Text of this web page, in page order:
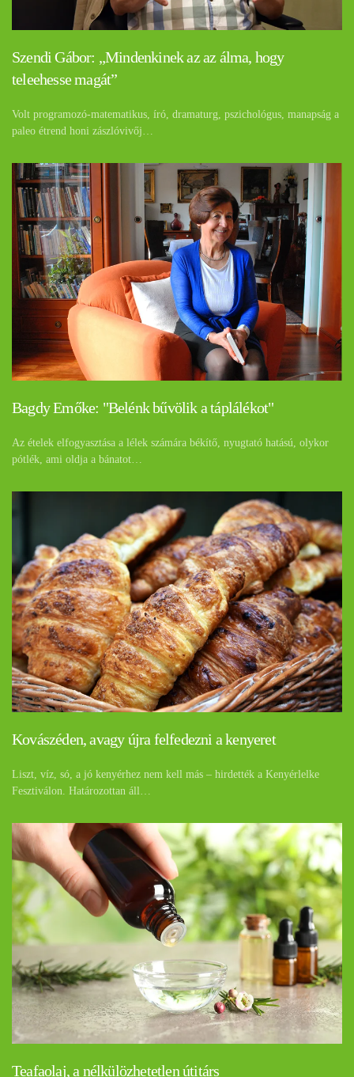
Szendi Gábor: „Mindenkinek az az álma, hogy
teleehesse magát”
Volt programozó-matematikus, író, dramaturg, pszichológus, manapság a
paleo étrend honi zászlóvivőj…
Bagdy Emőke: "Belénk bűvölik a táplálékot"
Az ételek elfogyasztása a lélek számára békítő, nyugtató hatású, olykor
pótlék, ami oldja a bánatot…
Kovászéden, avagy újra felfedezni a kenyeret
Liszt, víz, só, a jó kenyérhez nem kell más – hirdették a Kenyérlelke
Fesztiválon. Határozottan áll…
Teafaolaj, a nélkülözhetetlen útitárs